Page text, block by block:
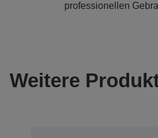
professionellen
Weitere